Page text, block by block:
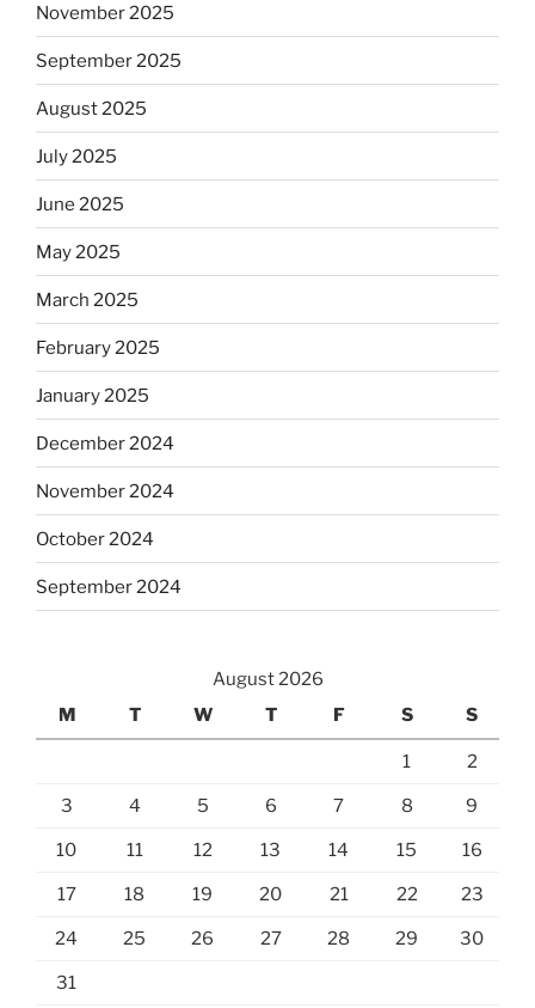
November 2025
September 2025
August 2025
July 2025
June 2025
May 2025
March 2025
February 2025
January 2025
December 2024
November 2024
October 2024
September 2024
August 2026
M
T W T F S S
1 2
3 4 5 6 7 8 9
10 11 12 13 14 15 16
17 18 19 20 21 22 23
24 25 26 27 28 29 30
31